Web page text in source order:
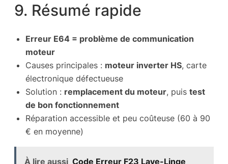
9. Résumé rapide
Erreur E64 = problème de communication
moteur
Causes principales : moteur inverter HS, carte
électronique défectueuse
Solution : remplacement du moteur, puis test
de bon fonctionnement
Réparation accessible et peu coûteuse (60 à 90
€ en moyenne)
À lire aussi Code Erreur F23 Lave-Linge